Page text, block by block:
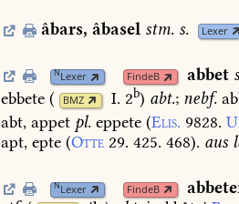
âbars, âbasel stm. s. Lexer
NLexer FindeB abbet
ebbete ( BMZ I. 2b) abt.; nebf.
abt, appet pl. eppete (Elis. 9828.
apt, epte (Otte 29. 425. 468). aus
NLexer FindeB